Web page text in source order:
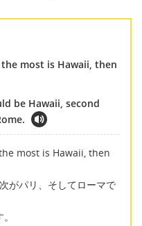
most is Hawaii, then
be Hawaii, second
most is Hawaii, then
がパリ、そしてローマで